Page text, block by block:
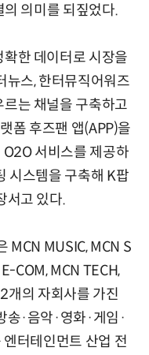
의미를 되짚었다.
한 데이터로 시장을
뉴스, 한터뮤직어워즈
는 채널을 구축하고
폼 후즈팬 앱(APP)을
서비스를 제공하
시스템을 구축해 K팝
서고 있다.
MCN MUSIC, MCN S
COM, MCN TECH,
개의 자회사를 가진
송·음악·영화·게임·
터테인먼트 산업 전